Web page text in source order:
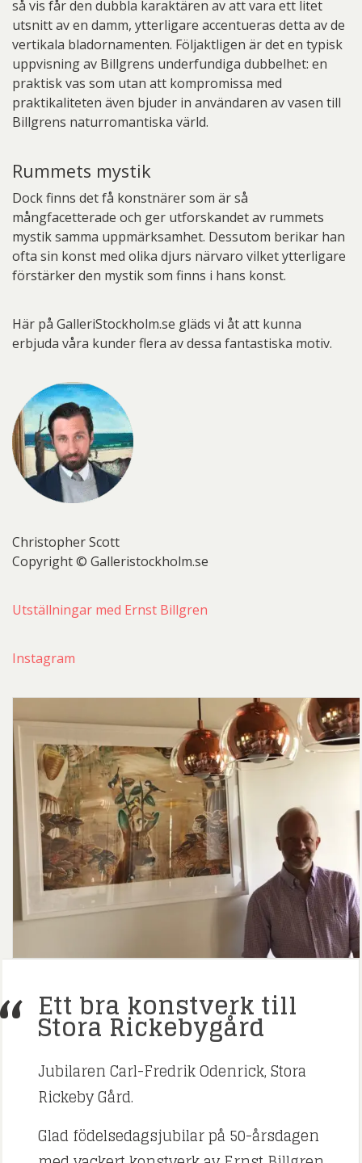
så vis får den dubbla karaktären av att vara ett litet
utsnitt av en damm, ytterligare accentueras detta av de
vertikala bladornamenten. Följaktligen är det en typisk
uppvisning av Billgrens underfundiga dubbelhet: en
praktisk vas som utan att kompromissa med
praktikaliteten även bjuder in användaren av vasen till
Billgrens naturromantiska värld.
Rummets mystik
Dock finns det få konstnärer som är så
mångfacetterade och ger utforskandet av rummets
mystik samma uppmärksamhet. Dessutom berikar han
ofta sin konst med olika djurs närvaro vilket ytterligare
förstärker den mystik som finns i hans konst.
Här på GalleriStockholm.se gläds vi åt att kunna
erbjuda våra kunder flera av dessa fantastiska motiv.
Christopher Scott
Copyright © Galleristockholm.se
Utställningar med Ernst Billgren
Instagram
Ett bra konstverk till
Stora Rickebygård
Jubilaren Carl-Fredrik Odenrick, Stora
Rickeby Gård.
Glad födelsedagsjubilar på 50-årsdagen